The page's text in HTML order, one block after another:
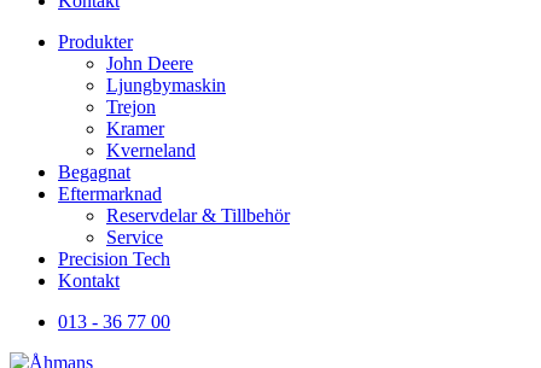
Produkter
John Deere
Ljungbymaskin
Trejon
Kramer
Kverneland
Begagnat
Eftermarknad
Reservdelar & Tillbehör
Service
Precision Tech
Kontakt
013 - 36 77 00